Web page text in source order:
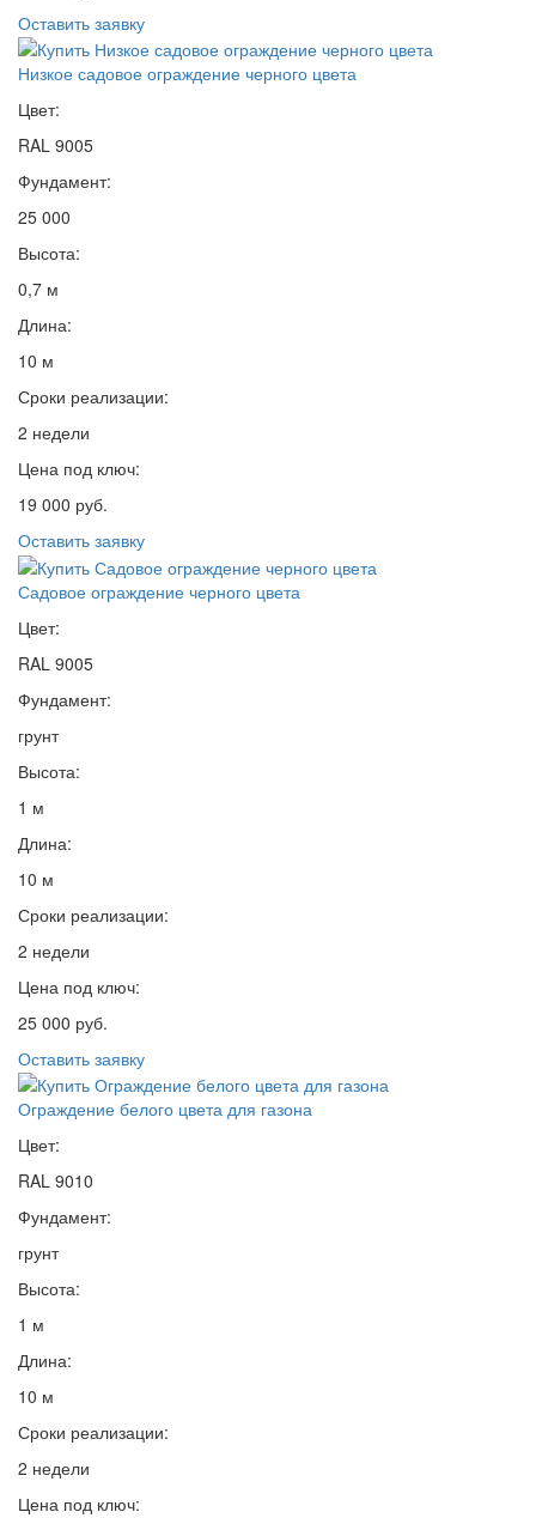
Оставить заявку
Низкое садовое ограждение черного цвета
Цвет:
RAL 9005
Фундамент:
25 000
Высота:
0,7 м
Длина:
10 м
Сроки реализации:
2 недели
Цена под ключ:
19 000 руб.
Оставить заявку
Садовое ограждение черного цвета
Цвет:
RAL 9005
Фундамент:
грунт
Высота:
1 м
Длина:
10 м
Сроки реализации:
2 недели
Цена под ключ:
25 000 руб.
Оставить заявку
Ограждение белого цвета для газона
Цвет:
RAL 9010
Фундамент:
грунт
Высота:
1 м
Длина:
10 м
Сроки реализации:
2 недели
Цена под ключ: